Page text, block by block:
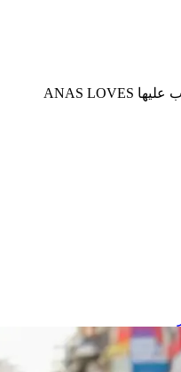
بنت أجنبية جميلة جدا تحمل لافتة كتوب عليها ANAS LOVES